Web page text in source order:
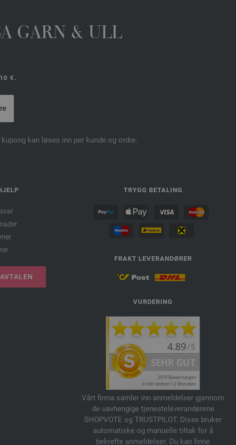
GARN & ULL
€.
kan løses inn per kunde og ordre.
TRYGG BETALING
FRAKT LEVERANDØRER
VURDERING
Vårt firma samler inn anmeldelser gjennom
de uavhengige tjenesteleverandørene
SHOPVOTE og TRUSTPILOT. Disse bruker
automatiske og manuelle tiltak for å
bekrefte anmeldelser. Du kan finne